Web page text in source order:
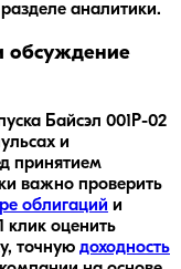
аналитики.
обсуждение
Байсэл 001P-02
и
принятием
важно проверить
облигаций и
клик оценить
точную доходность